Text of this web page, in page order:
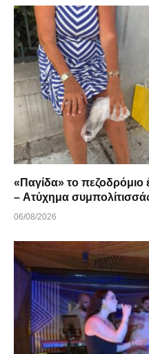
«Παγίδα» το
– Ατύχημα
06/08/2026